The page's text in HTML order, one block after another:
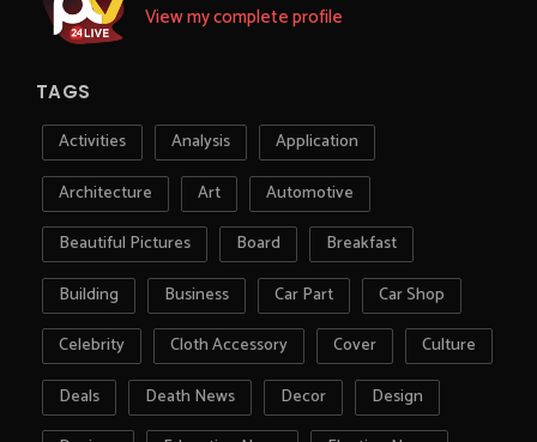
View my complete profile
TAGS
Activities Analysis
Application
Architecture
Art
Automotive
Beautiful Pictures
Board
Breakfast
Building
Business Car Part
Car Shop
Celebrity
Cloth Accessory Cover
Culture
Deals
Death News Decor
Design